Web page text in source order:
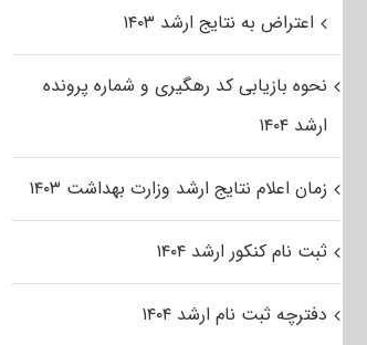
اعتراض به نتایج ارشد ۱۴۰۳
نحوه بازیابی کد رهگیری و شماره پرونده
ارشد ۱۴۰۴
زمان اعلام نتایج ارشد وزارت بهداشت ۱۴۰۳
ثبت نام کنکور ارشد ۱۴۰۴
دفترچه ثبت نام ارشد ۱۴۰۴